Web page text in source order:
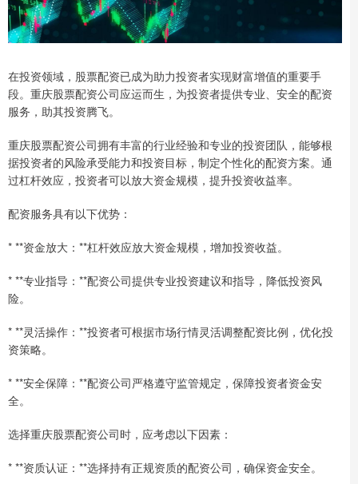
在投资领域，股票配资已成为助力投资者实现财富增值的重要手
段。重庆股票配资公司应运而生，为投资者提供专业、安全的配资
服务，助其投资腾飞。
重庆股票配资公司拥有丰富的行业经验和专业的投资团队，能够根
据投资者的风险承受能力和投资目标，制定个性化的配资方案。通
过杠杆效应，投资者可以放大资金规模，提升投资收益率。
配资服务具有以下优势：
* **资金放大：**杠杆效应放大资金规模，增加投资收益。
* **专业指导：**配资公司提供专业投资建议和指导，降低投资风
险。
* **灵活操作：**投资者可根据市场行情灵活调整配资比例，优化投
资策略。
* **安全保障：**配资公司严格遵守监管规定，保障投资者资金安
全。
选择重庆股票配资公司时，应考虑以下因素：
* **资质认证：**选择持有正规资质的配资公司，确保资金安全。